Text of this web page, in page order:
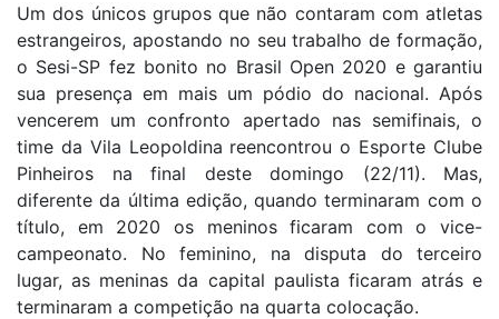
Um dos únicos grupos que não contaram com atletas
estrangeiros, apostando no seu trabalho de formação,
o Sesi-SP fez bonito no Brasil Open 2020 e garantiu
sua presença em mais um pódio do nacional. Após
vencerem um confronto apertado nas semifinais, o
time da Vila Leopoldina reencontrou o Esporte Clube
Pinheiros na final deste domingo (22/11). Mas,
diferente da última edição, quando terminaram com o
título, em 2020 os meninos ficaram com o vice-
campeonato. No feminino, na disputa do terceiro
lugar, as meninas da capital paulista ficaram atrás e
terminaram a competição na quarta colocação.